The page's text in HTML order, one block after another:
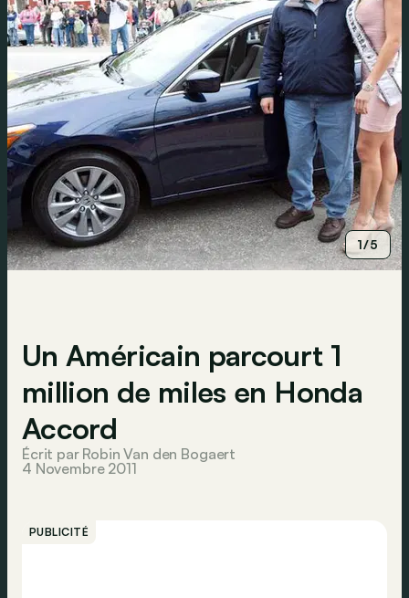
1/5
Un Américain parcourt 1
million de miles en Honda
Accord
Écrit par Robin Van den Bogaert
4 Novembre 2011
PUBLICITÉ